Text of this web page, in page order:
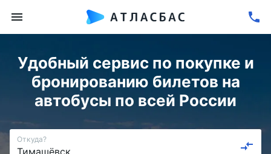
Удобный сервис по покупке и
бронированию билетов на
автобусы по всей России
Откуда?